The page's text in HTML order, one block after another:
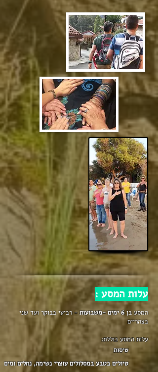
עלות המסע :
המסע בן6 ימים -משבועות
- רביעי בבוקר ועד שני
בצהריים
עלות המסע כוללת:
טיסות
טיולים בטבע במסלולים עוצרי נשימה, נחלים ומים